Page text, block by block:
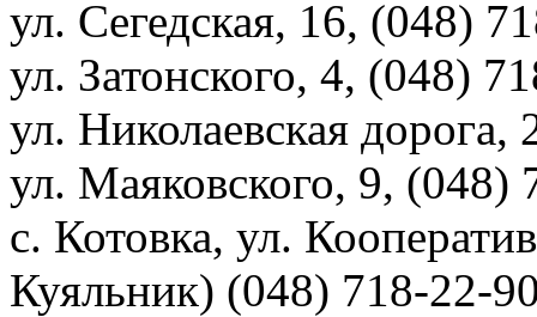
ул. Сегедская, 16, (048)
ул. Затонского, 4, (048)
ул. Николаевская
ул. Маяковского, 9, (048)
с. Котовка, ул.
Куяльник) (048) 718-22-